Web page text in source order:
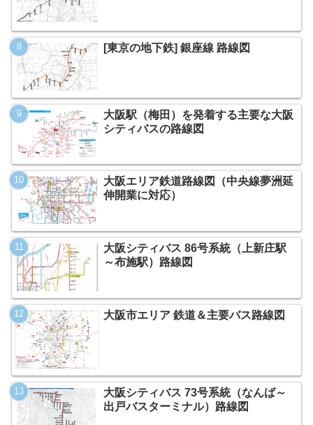
[東京の地下鉄] 銀座線 路線図
大阪駅（梅田）を発着する主要な大阪
シティバスの路線図
大阪エリア鉄道路線図（中央線夢洲延
伸開業に対応）
大阪シティバス 86号系統（上新庄駅
～布施駅）路線図
大阪市エリア 鉄道＆主要バス路線図
大阪シティバス 73号系統（なんば～
出戸バスターミナル）路線図